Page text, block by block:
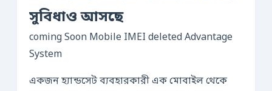
সুবিধাও আসছে
coming Soon Mobile IMEI deleted Advantage
System
একজন হ্যান্ডসেট ব্যবহারকারী এক মোবাইল থেকে